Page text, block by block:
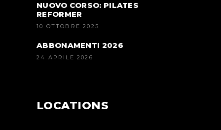
NUOVO CORSO: PILATES
REFORMER
10 OTTOBRE 2025
ABBONAMENTI 2026
24 APRILE 2026
LOCATIONS